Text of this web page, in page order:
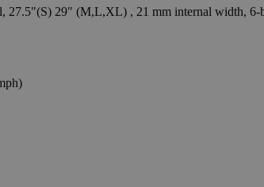
29" (M,L,XL) , 21 mm internal width,